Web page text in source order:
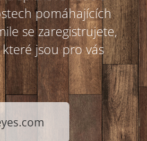
pomáhajících
se zaregistrujete,
jsou pro vás